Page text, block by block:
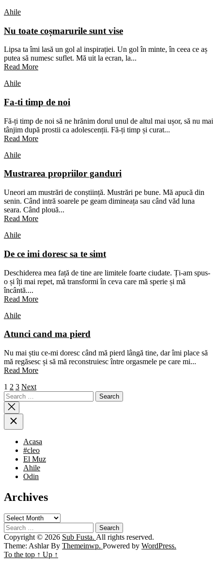
Ahile
Nu toate coșmarurile sunt vise
Lipsa ta îmi lasă un gol al inspirației. Un gol în minte, în ceea ce aș
putea să numesc suflet. Mă uit la ecran, la...
Read More
Ahile
Fa-ti timp de noi
Fă-ți timp de noi să ne hrănim dorul unul de altul mai ușor, să nu mai
tânjim după prostii ca adolescenții. Fă-ți timp și curat...
Read More
Ahile
Mustrarea propriilor ganduri
Uneori am mustrări de conștiință. Mustrări pe bune. Mă apucă din
senin. Când intră soarele pe geam dimineața sau când văd luna
seara. Când plouă...
Read More
Ahile
De ce imi doresc sa te simt
Deschiderea mea față de tine are limitele foarte ciudate. Ți-am spus-
o și îți mai repet, mă transformi în ceva care mă sperie și mă
încântă....
Read More
Ahile
Atunci cand ma pierd
Nu mai știu ce-mi doresc când mă pierd lângă tine, dar îmi place să
mă regăsesc și să mă reconstruiesc între orgasmele pe care mi...
Read More
Posts
navigation
1 2 3 Next
Search
for:
Acasa
#cleo
El Muz
Ahile
Odin
Archives
Archives
Search
for:
Copyright © 2026 Sub Fusta. All rights reserved.
Theme: Ashlar By Themeinwp. Powered by WordPress.
To the top ↑ Up ↑